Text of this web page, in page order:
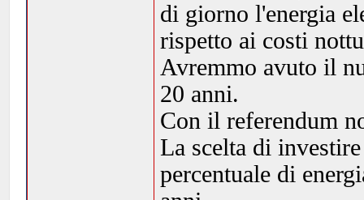
di giorno l'energia
rispetto ai costi
Avremmo avuto il
20 anni.
Con il referendum
La scelta di
percentuale di